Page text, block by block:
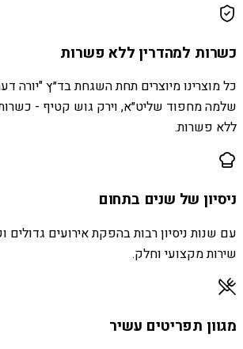
כשרות למהדרין ללא פשרות
כל מוצרינו מיוצרים תחת השגחת בד״ץ "יורה
שלמה מחפוד שליט״א, וירק גוש קטיף -
ללא פשרות.
ניסיון של שנים בתחום
עם שנות ניסיון רבות בהפקת אירועים גדולים
שירות מקצועי וחלק.
מגוון תפריטים עשיר